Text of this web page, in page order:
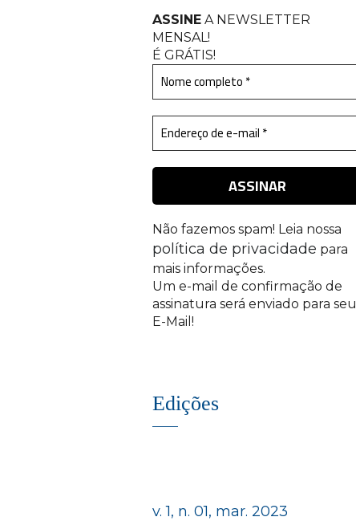
ASSINE A NEWSLETTER
MENSAL!
É GRÁTIS!
Não fazemos spam! Leia nossa
política de privacidade para
mais informações.
Um e-mail de confirmação de
assinatura será enviado para seu
E-Mail!
Edições
v. 1, n. 01, mar. 2023